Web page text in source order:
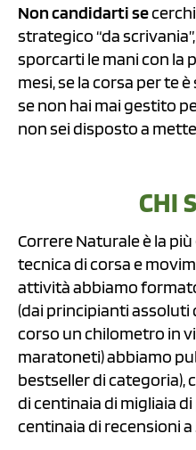
Non candidarti se
strategico “da
sporcarti le mani con la
mesi, se la corsa per te
se non hai mai gestito
non sei disposto a
CHI
Correre Naturale è la
tecnica di corsa e
attività abbiamo
(dai principianti assoluti
corso un chilometro in
maratoneti) abbiamo
bestseller di
di centinaia di migliaia
centinaia di recensioni